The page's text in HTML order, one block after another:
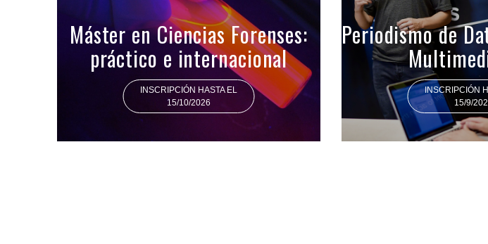
Máster en Ciencias Forenses:
práctico e internacional
INSCRIPCIÓN HASTA EL
15/10/2026
Periodismo de
INSCRIPCIÓN
15/9/